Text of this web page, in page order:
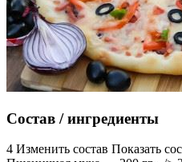
Состав / ингредиенты
4 Изменить состав Показать